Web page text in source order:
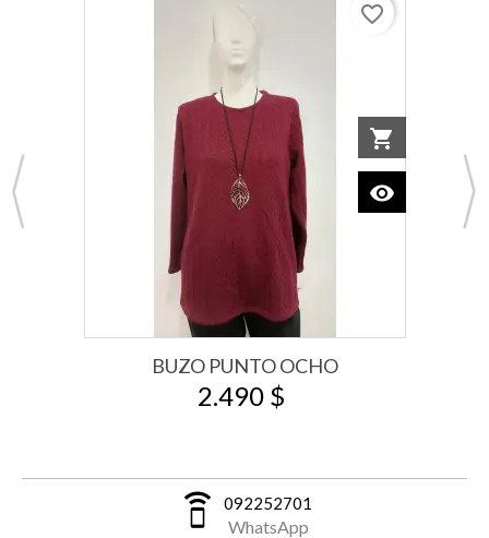
BUZO PUNTO OCHO
2.490 $
shopping_cart
visibility
favorite_border
speaker_phone 092252701
WhatsApp